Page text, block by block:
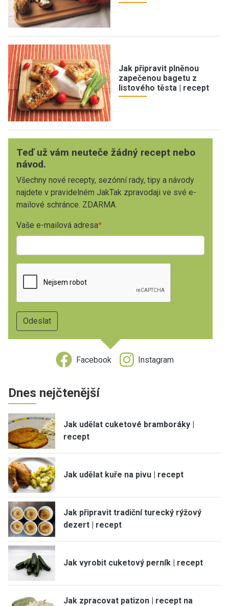
Jak připravit plněnou
zapečenou bagetu z
listového těsta | recept
Teď už vám neuteče žádný recept nebo
návod.
Všechny nové recepty, sezónní rady, tipy a návody
najdete v pravidelném JakTak zpravodaji ve své e-
mailové schránce. ZDARMA.
Vaše e-mailová adresa
Facebook Instagram
Dnes nejčtenější
Jak udělat cuketové bramboráky |
recept
Jak udělat kuře na pivu | recept
Jak připravit tradiční turecký rýžový
dezert | recept
Jak vyrobit cuketový perník | recept
Jak zpracovat patizon | recept na